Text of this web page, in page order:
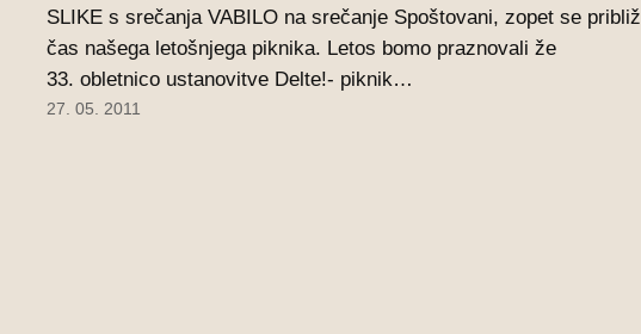
SLIKE s srečanja VABILO na srečanje Spoštovani, zopet se
čas našega letošnjega piknika. Letos bomo praznovali že
33. obletnico ustanovitve Delte!- piknik…
27. 05. 2011